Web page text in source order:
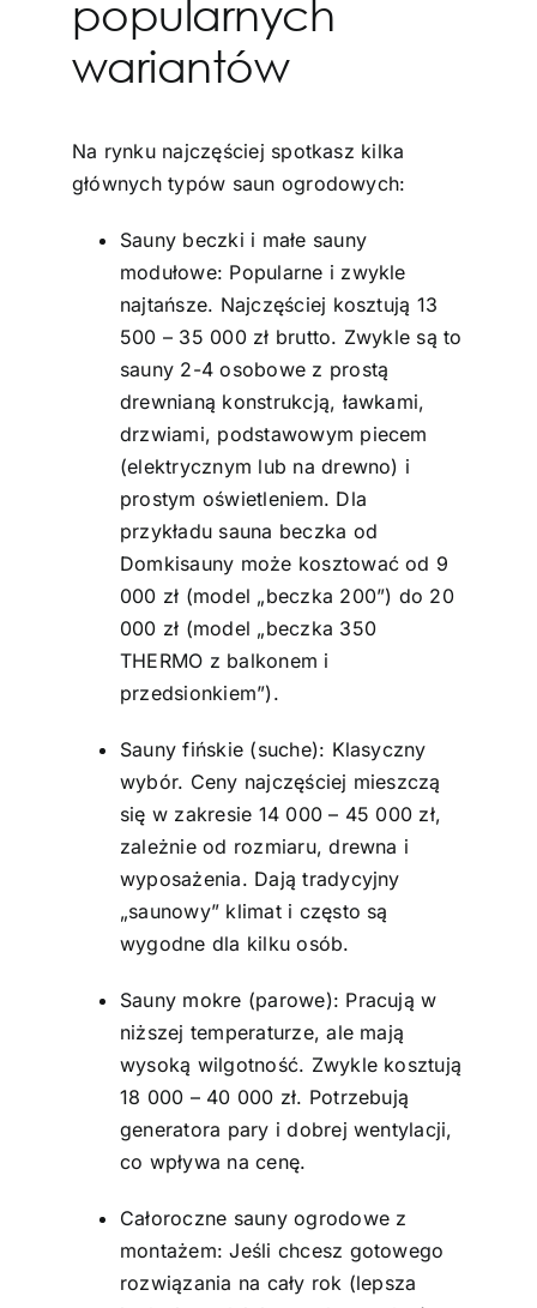
popularnych
wariantów
Na rynku najczęściej spotkasz kilka
głównych typów saun ogrodowych:
Sauny beczki i małe sauny
modułowe: Popularne i zwykle
najtańsze. Najczęściej kosztują 13
500 – 35 000 zł brutto. Zwykle są to
sauny 2-4 osobowe z prostą
drewnianą konstrukcją, ławkami,
drzwiami, podstawowym piecem
(elektrycznym lub na drewno) i
prostym oświetleniem. Dla
przykładu sauna beczka od
Domkisauny może kosztować od 9
000 zł (model „beczka 200”) do 20
000 zł (model „beczka 350
THERMO z balkonem i
przedsionkiem”).
Sauny fińskie (suche): Klasyczny
wybór. Ceny najczęściej mieszczą
się w zakresie 14 000 – 45 000 zł,
zależnie od rozmiaru, drewna i
wyposażenia. Dają tradycyjny
„saunowy” klimat i często są
wygodne dla kilku osób.
Sauny mokre (parowe): Pracują w
niższej temperaturze, ale mają
wysoką wilgotność. Zwykle kosztują
18 000 – 40 000 zł. Potrzebują
generatora pary i dobrej wentylacji,
co wpływa na cenę.
Całoroczne sauny ogrodowe z
montażem: Jeśli chcesz gotowego
rozwiązania na cały rok (lepsza